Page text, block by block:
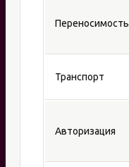
Переносимость
Транспорт
Авторизация